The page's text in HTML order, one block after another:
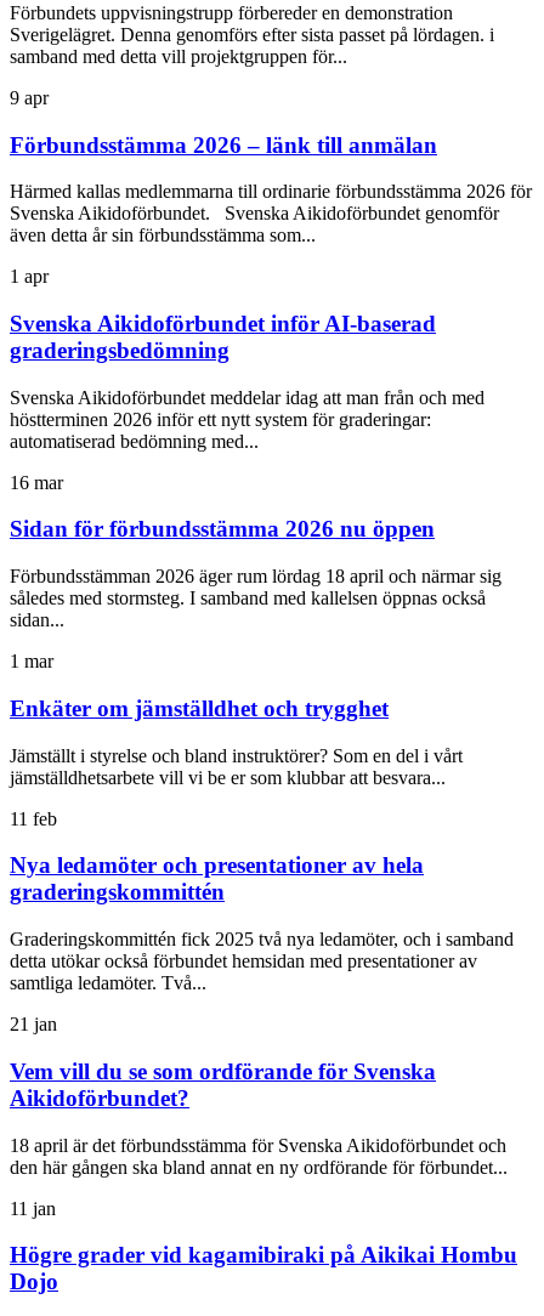
Förbundets uppvisningstrupp förbereder en demonstration
Sverigelägret. Denna genomförs efter sista passet på lördagen. i
samband med detta vill projektgruppen för...
9 apr
Förbundsstämma 2026 – länk till anmälan
Härmed kallas medlemmarna till ordinarie förbundsstämma 2026 för
Svenska Aikidoförbundet. Svenska Aikidoförbundet genomför
även detta år sin förbundsstämma som...
1 apr
Svenska Aikidoförbundet inför AI-baserad
graderingsbedömning
Svenska Aikidoförbundet meddelar idag att man från och med
höstterminen 2026 inför ett nytt system för graderingar:
automatiserad bedömning med...
16 mar
Sidan för förbundsstämma 2026 nu öppen
Förbundsstämman 2026 äger rum lördag 18 april och närmar sig
således med stormsteg. I samband med kallelsen öppnas också
sidan...
1 mar
Enkäter om jämställdhet och trygghet
Jämställt i styrelse och bland instruktörer? Som en del i vårt
jämställdhetsarbete vill vi be er som klubbar att besvara...
11 feb
Nya ledamöter och presentationer av hela
graderingskommittén
Graderingskommittén fick 2025 två nya ledamöter, och i samband
detta utökar också förbundet hemsidan med presentationer av
samtliga ledamöter. Två...
21 jan
Vem vill du se som ordförande för Svenska
Aikidoförbundet?
18 april är det förbundsstämma för Svenska Aikidoförbundet och
den här gången ska bland annat en ny ordförande för förbundet...
11 jan
Högre grader vid kagamibiraki på Aikikai Hombu
Dojo